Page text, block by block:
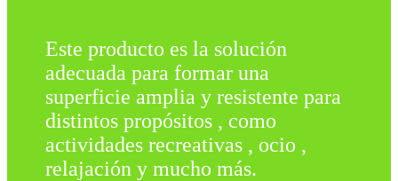
Este producto es la solución
adecuada para formar una
superficie amplia y resistente para
distintos propósitos , como
actividades recreativas , ocio ,
relajación y mucho más.